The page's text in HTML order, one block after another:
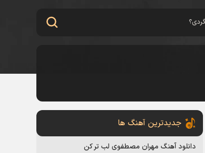
جدیدترین آهنگ ها
دانلود آهنگ مهران مصطفوی لب تر کن